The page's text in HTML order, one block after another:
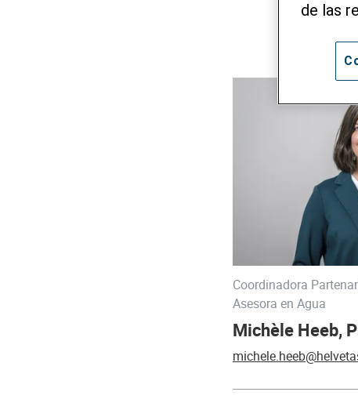
Coordinadora
Asesora en Agua
Michèle Heeb,
de las